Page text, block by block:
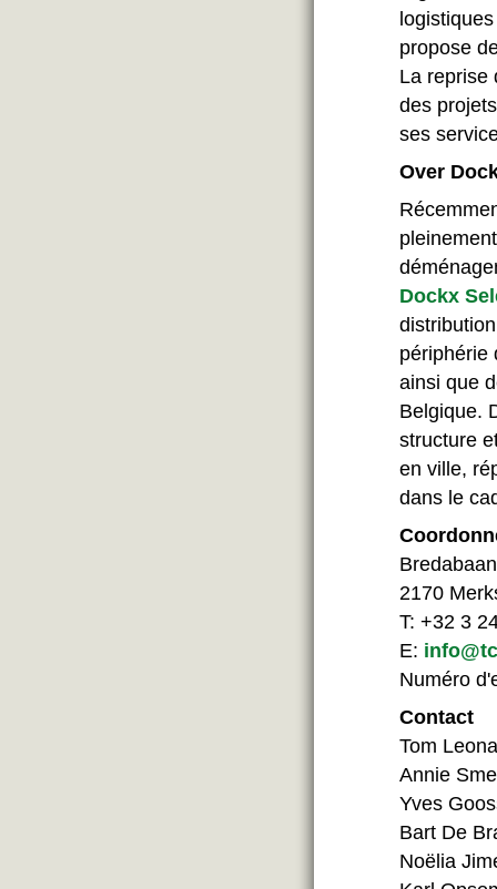
propose
La reprise
des
ses
Over
Dockx
périphérie
ainsi que
Belgique.
structure
en ville,
dans le
2170
T: +32 3
E:
Numéro
Contact
Tom
Annie
Yves
Bart De
Noëlia